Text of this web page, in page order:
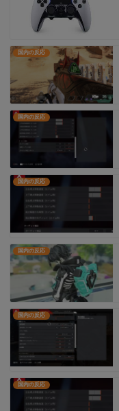
国内の反応
国内の反応
国内の反応
国内の反応
国内の反応
国内の反応